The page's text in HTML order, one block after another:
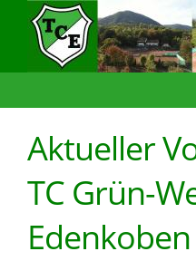
Aktueller
TC Grün-
Edenkoben